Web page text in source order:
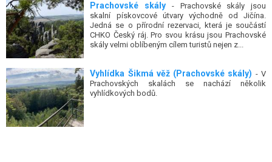
Prachovské skály - Prachovské skály jsou
skalní pískovcové útvary východně od Jičína.
Jedná se o přírodní rezervaci, která je součástí
CHKO Český ráj. Pro svou krásu jsou Prachovské
skály velmi oblíbeným cílem turistů nejen z...
Vyhlídka Šikmá věž (Prachovské skály) - V
Prachovských skalách se nachází několik
vyhlídkových bodů.